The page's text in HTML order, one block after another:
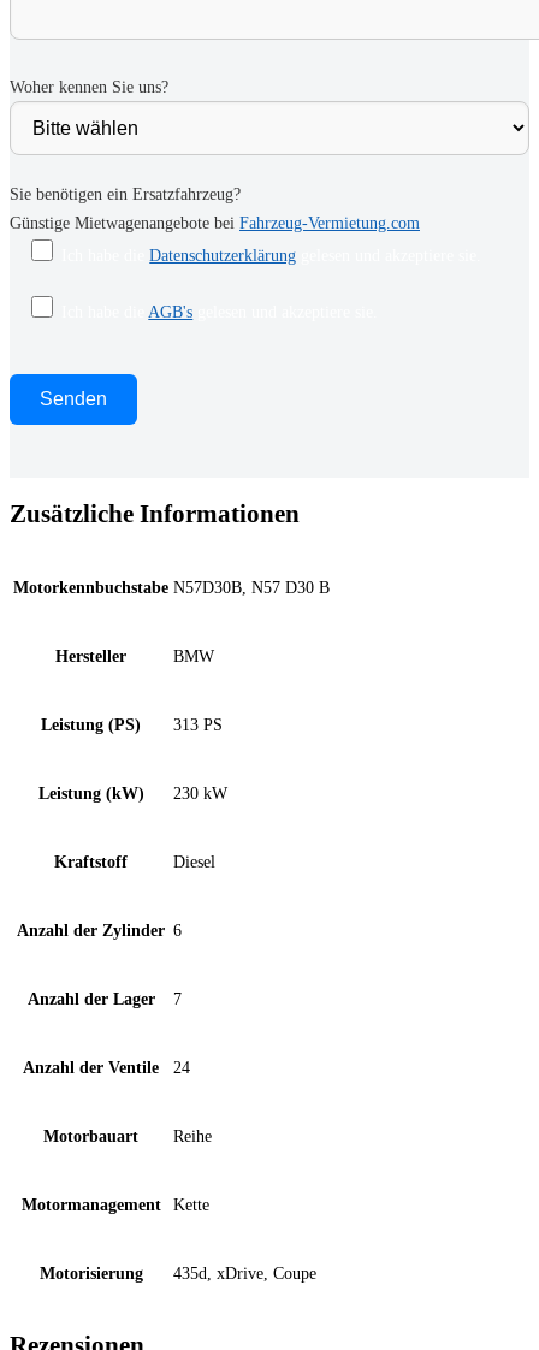
Woher kennen Sie uns?
Sie benötigen ein Ersatzfahrzeug?
Günstige Mietwagenangebote bei Fahrzeug-Vermietung.com
Ich habe dieDatenschutzerklärung
AGB's
Zusätzliche Informationen
Motorkennbuchstabe N57D30B, N57 D30 B
Hersteller BMW
Leistung (PS) 313 PS
Leistung (kW) 230 kW
Kraftstoff Diesel
Anzahl der Zylinder 6
Anzahl der Lager 7
Anzahl der Ventile 24
Motorbauart Reihe
Motormanagement Kette
Motorisierung 435d, xDrive, Coupe